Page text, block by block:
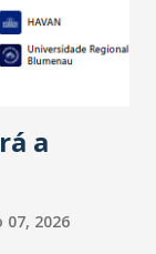
pouco abaixo
existiam em
também
a
2026